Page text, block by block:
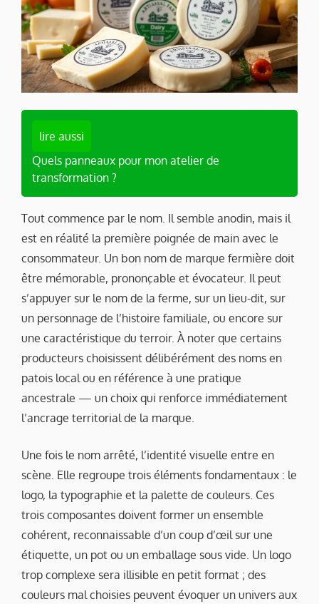
lire aussi
Quels panneaux pour mon atelier de
transformation ?
Tout commence par le nom. Il semble anodin, mais il
est en réalité la première poignée de main avec le
consommateur. Un bon nom de marque fermière doit
être mémorable, prononçable et évocateur. Il peut
s’appuyer sur le nom de la ferme, sur un lieu-dit, sur
un personnage de l’histoire familiale, ou encore sur
une caractéristique du terroir. À noter que certains
producteurs choisissent délibérément des noms en
patois local ou en référence à une pratique
ancestrale — un choix qui renforce immédiatement
l’ancrage territorial de la marque.
Une fois le nom arrêté, l’identité visuelle entre en
scène. Elle regroupe trois éléments fondamentaux : le
logo, la typographie et la palette de couleurs. Ces
trois composantes doivent former un ensemble
cohérent, reconnaissable d’un coup d’œil sur une
étiquette, un pot ou un emballage sous vide. Un logo
trop complexe sera illisible en petit format ; des
couleurs mal choisies peuvent évoquer un univers aux